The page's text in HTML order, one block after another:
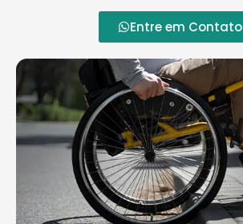
Entre em Contato